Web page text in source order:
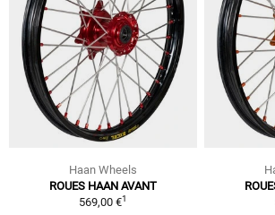
Haan Wheels
ROUES HAAN AVANT
569,00 €1